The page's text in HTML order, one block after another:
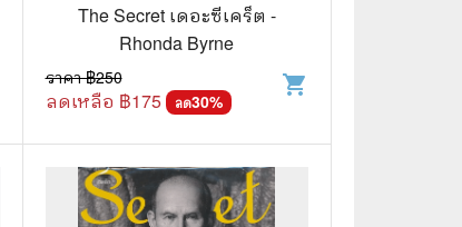
The Secret เดอะซีเคร็ต -
Rhonda Byrne
ราคา ฿250
ลดเหลือ ฿175 ลด30%
shopping_cart